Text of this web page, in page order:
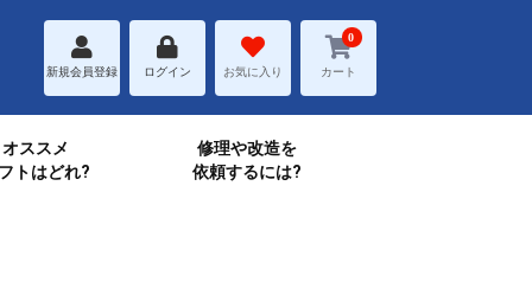
新規会員登録 ログイン お気に入り
0
カート
オススメ
トはどれ?
修理や改造を
依頼するには?